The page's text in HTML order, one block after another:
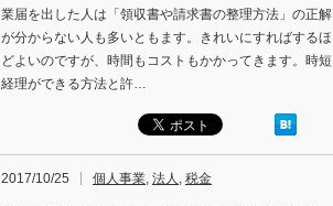
業届を出した人は「領収書や請求書の整理方法」の正解
が分からない人も多いともます。きれいにすればするほ
どよいのですが、時間もコストもかかってきます。時短
経理ができる方法と許…
2017/10/25 個人事業, 法人 , 税金